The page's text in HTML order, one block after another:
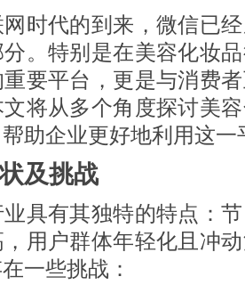
时代的到来，微信已
。特别是在美容化妆
要平台，更是与消费
将从多个角度探讨美
助企业更好地利用这
及挑战
具有其独特的特点：
用户群体年轻化且冲
一些挑战：